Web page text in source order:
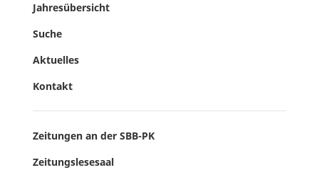
Jahresübersicht
Suche
Aktuelles
Kontakt
Zeitungen an der SBB-PK
Zeitungslesesaal